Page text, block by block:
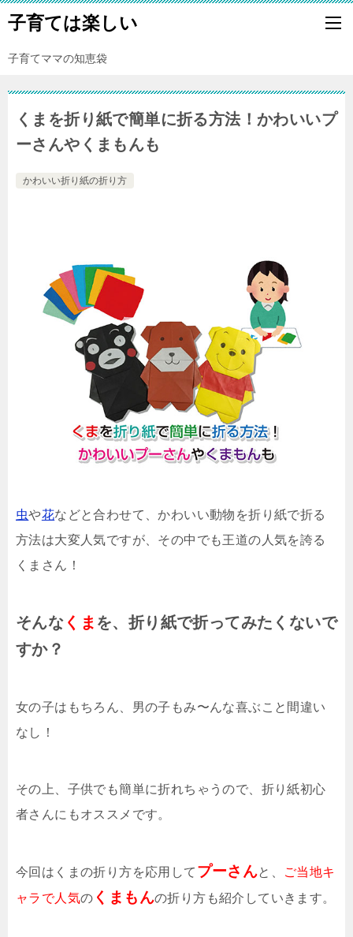
子育ては楽しい
子育てママの知恵袋
くまを折り紙で簡単に折る方法！かわいいプ
ーさんやくまもんも
かわいい折り紙の折り方
虫や花などと合わせて、かわいい動物を折り紙で折る
方法は大変人気ですが、その中でも王道の人気を誇る
くまさん！
そんな くま を、折り紙で折ってみたくないで
すか？
女の子はもちろん、男の子もみ〜んな喜ぶこと間違い
なし！
その上、子供でも簡単に折れちゃうので、折り紙初心
者さんにもオススメです。
今回はくまの折り方を応用して プーさんと、
ご当地キ
ャラで人気の くまもんの折り方も紹介していきます。